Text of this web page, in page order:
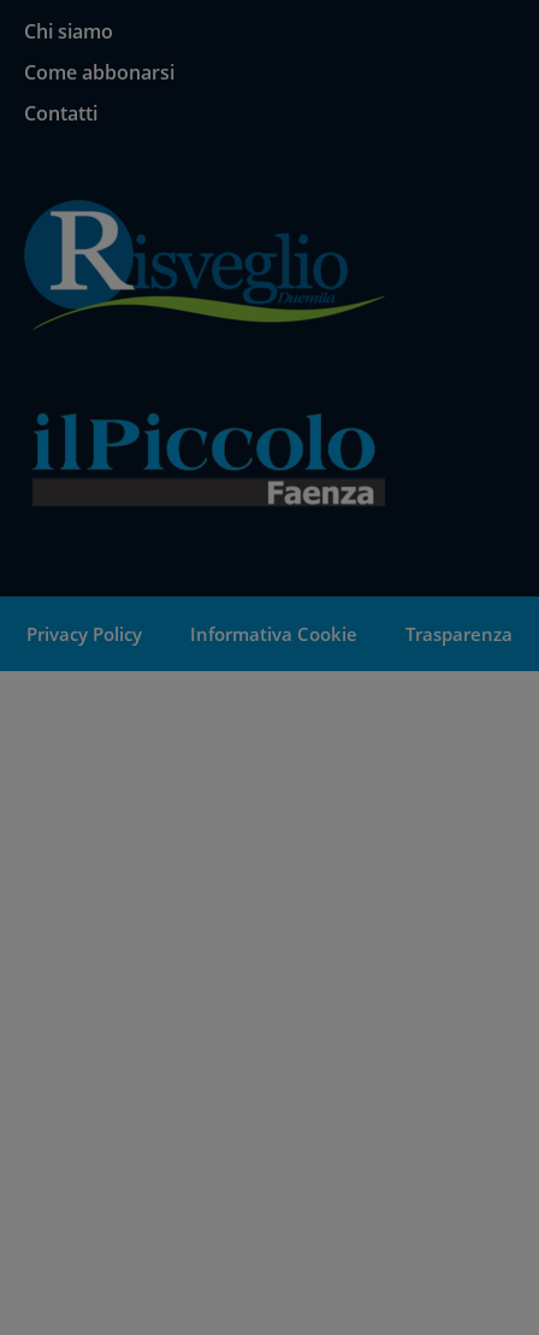
Chi siamo
Come abbonarsi
Contatti
Privacy Policy Informativa Cookie Trasparenza